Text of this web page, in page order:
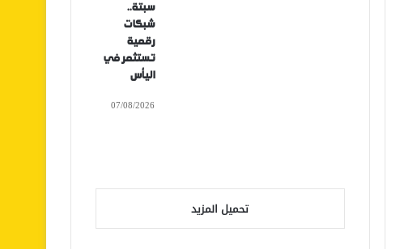
سبتة..
شبكات
رقمية
تستثمر في
اليأس
07/08/2026
تحميل المزيد